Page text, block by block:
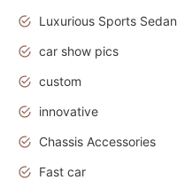
Luxurious Sports Sedan
car show pics
custom
innovative
Chassis Accessories
Fast car